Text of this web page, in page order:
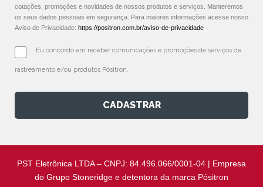
cotações, promoções e novidades de nossos produtos e serviços. Manteremos
os seus dados pessoais em segurança. Para maiores informações acesse nosso
Aviso de Privacidade: https://positron.com.br/aviso-de-privacidade
Eu concordo em receber comunicações e promoções de serviços de
rastreamento e/ou produtos Pósitron.
CADASTRAR
PST Eletrônica LTDA – CNPJ: 84.496.066/0001-04 | Empresa
do Grupo Stoneridge e detentora da marca Pósitron